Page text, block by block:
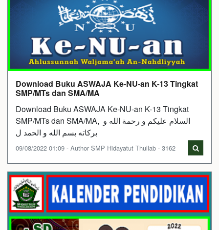
Download Buku ASWAJA Ke-NU-an K-13 Tingkat
SMP/MTs dan SMA/MA
Download Buku ASWAJA Ke-NU-an K-13 Tingkat
SMP/MTs dan SMA/MA, السلام عليكم و رحمة الله و
بركاته بسم الله و الحمد ل
09/08/2022 01:09 - Author SMP Hidayatut Thullab - 3162